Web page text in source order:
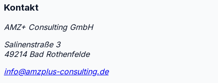
Kontakt
AMZ+ Consulting GmbH
Salinenstraße 3
49214 Bad Rothenfelde
info@amzplus-consulting.de